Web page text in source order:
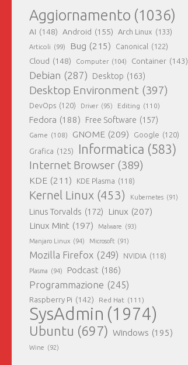
Aggiornamento (1036)
AI (148) Android (155) Arch Linux (133)
Articoli (99) Bug (215) Canonical (122)
Cloud (148) Computer (104) Container (143)
Debian (287) Desktop (163)
Desktop Environment (397)
DevOps (120) Driver (95) Editing (110)
Fedora (188) Free Software (157)
Game (108) GNOME (209) Google (120)
Grafica (125) Informatica (583)
Internet Browser (389)
KDE (211) KDE Plasma (118)
Kernel Linux (453) Kubernetes (91)
Linus Torvalds (172) Linux (207)
Linux Mint (197) Malware (93)
Manjaro Linux (94) Microsoft (91)
Mozilla Firefox (249) NVIDIA (118)
Plasma (94) Podcast (186)
Programmazione (245)
Raspberry Pi (142) Red Hat (111)
SysAdmin (1974)
Ubuntu (697) Windows (195)
Wine (92)